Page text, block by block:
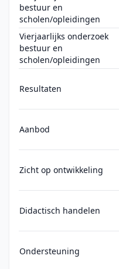
bestuur en
scholen/opleidingen
Vierjaarlijks onderzoek
bestuur en
scholen/opleidingen
Resultaten
Aanbod
Zicht op ontwikkeling
Didactisch handelen
Ondersteuning